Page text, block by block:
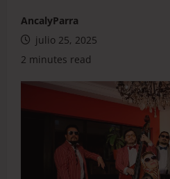
AncalyParra
julio 25, 2025
2 minutes read